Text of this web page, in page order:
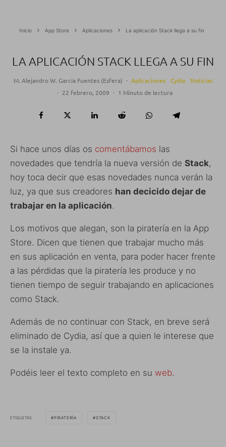
Inicio App Store Aplicaciones La aplicación Stack llega a su fin
LA APLICACIÓN STACK LLEGA A SU FIN
M. Alejandro W. García Fuentes (Esfera) · Aplicaciones Cydia
Noticias
· 22 febrero, 2009 · 1 Minuto de lectura
Si hace unos días os comentábamos las
novedades que tendría la nueva versión de Stack,
hoy toca decir que esas novedades nunca verán la
luz, ya que sus creadores han decicido dejar de
trabajar en la aplicación.
Los motivos que alegan, son la piratería en la App
Store. Dicen que tienen que trabajar mucho más
en sus aplicación en venta, para poder hacer frente
a las pérdidas que la piratería les produce y no
tienen tiempo de seguir trabajando en aplicaciones
como Stack.
Además de no continuar con Stack, en breve será
eliminado de Cydia, así que a quien le interese que
se la instale ya.
Podéis leer el texto completo en su web.
ETIQUETAS PIRATERÍA STACK